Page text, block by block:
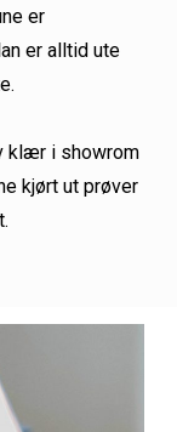
er
er alltid ute
klær i showrom
kjørt ut prøver